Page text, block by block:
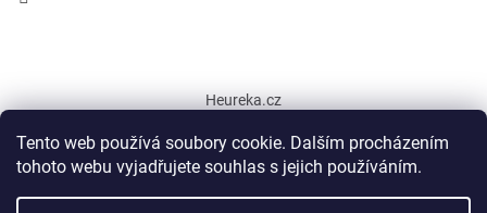
Tento web používá soubory cookie. Dalším procházením
tohoto webu vyjadřujete souhlas s jejich používáním.
Heureka.cz